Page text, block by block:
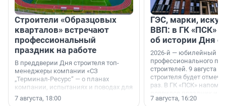
Строители «Образцовых
кварталов» встречают
профессиональный
праздник на работе
В преддверии Дня строителя топ-
менеджеры компании «СЗ
„Терминал-Ресурс“ — о планах
компании, испытаниях и поводах для
осторожного оптимизма.
7 августа, 18:00
ГЭС, марки,
ВВП: в ГК «ПСК»
об истории Дня
2026-й — юбилейный
профессионального
строителей. 9 августа
строителя будет
раз. В ГК «ПСК»
поменялась роль
7 августа, 16:20